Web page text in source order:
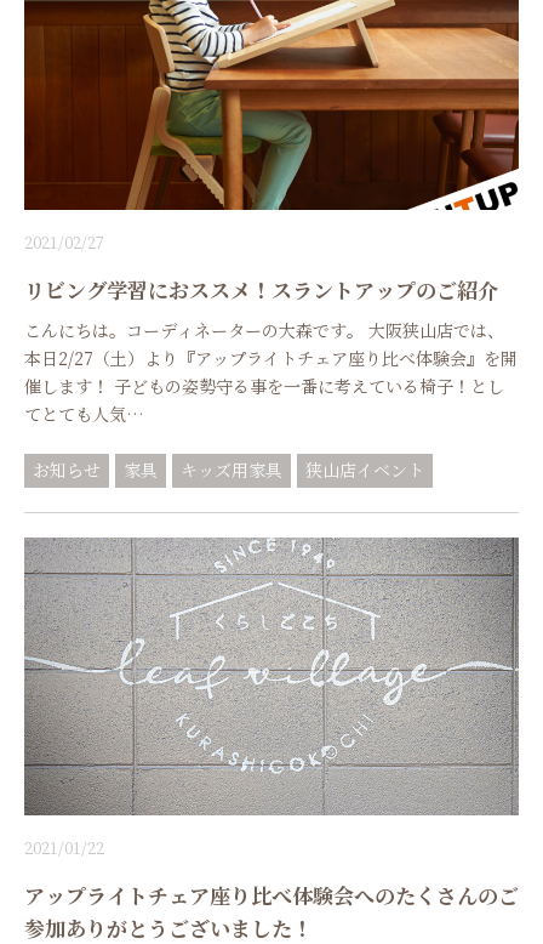
2021/02/27
リビング学習におススメ！スラントアップのご紹介
こんにちは。コーディネーターの大森です。 大阪狭山店では、
本日2/27（土）より『アップライトチェア座り比べ体験会』を開
催します！ 子どもの姿勢守る事を一番に考えている椅子！とし
てとても人気…
お知らせ 家具 キッズ用家具 狭山店イベント
2021/01/22
アップライトチェア座り比べ体験会へのたくさんのご
参加ありがとうございました！